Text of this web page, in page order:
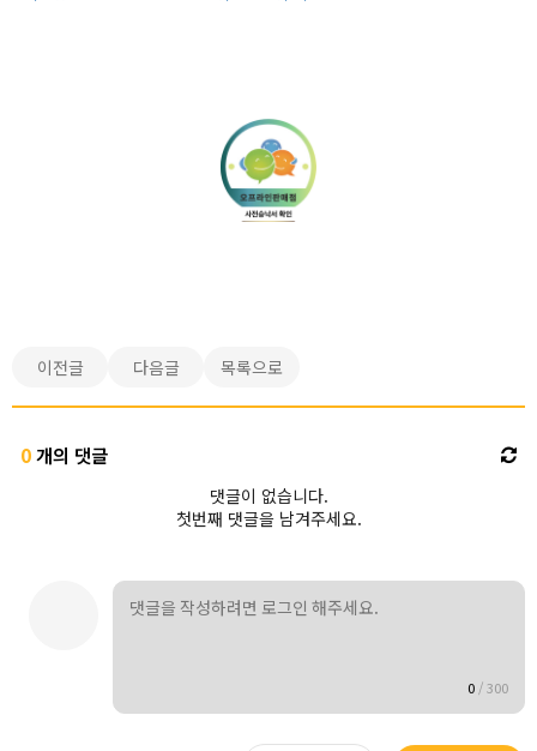
이전글 다음글 목록으로
0개의 댓글
댓글이 없습니다.
첫번째 댓글을 남겨주세요.
0/300